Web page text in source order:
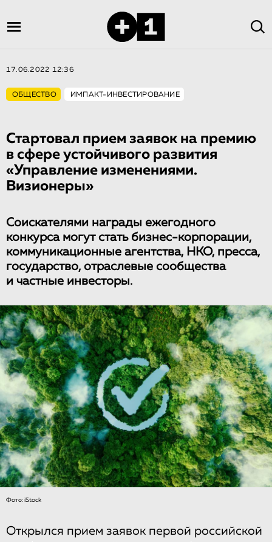
17.06.2022 12:36
ОБЩЕСТВО ИМПАКТ-ИНВЕСТИРОВАНИЕ
Стартовал прием заявок на премию
в сфере устойчивого развития
«Управление изменениями.
Визионеры»
Соискателями награды ежегодного
конкурса могут стать бизнес-корпорации,
коммуникационные агентства, НКО, пресса,
государство, отраслевые сообщества
и частные инвесторы.
Фото: iStock
Открылся прием заявок первой российской